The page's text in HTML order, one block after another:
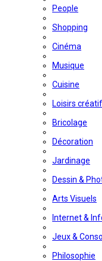
People
Shopping
Cinéma
Musique
Cuisine
Loisirs
Bricolage
Décoration
Jardinage
Dessin &
Arts Visuels
Internet &
Jeux &
Philosophie